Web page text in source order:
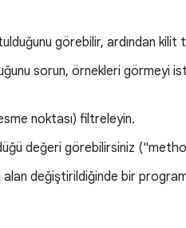
görebilir, ardından
sorun, örnekleri görmeyi
noktası) filtreleyin.
değeri görebilirsiniz
değiştirildiğinde bir